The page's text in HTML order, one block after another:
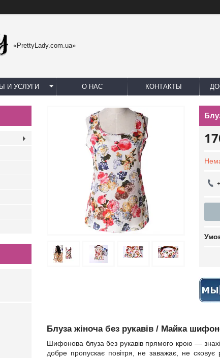
«PrettyLady.com.ua»
И УСЛУГИ О НАС КОНТАКТЫ
Блуза жіноча без рукавів / Майка
Шифонова блуза без рукавів прямого крою ―
добре пропускає повітря, не заважає, не сковує